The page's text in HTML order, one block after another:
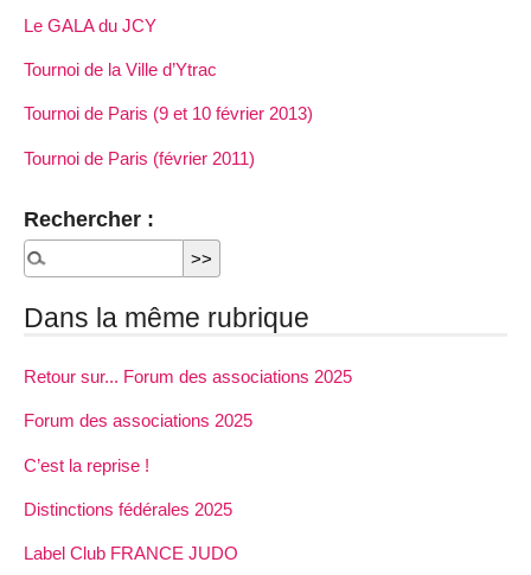
Le GALA du JCY
Tournoi de la Ville d’Ytrac
Tournoi de Paris (9 et 10 février 2013)
Tournoi de Paris (février 2011)
Rechercher :
Dans la même rubrique
Retour sur... Forum des associations 2025
Forum des associations 2025
C’est la reprise !
Distinctions fédérales 2025
Label Club FRANCE JUDO